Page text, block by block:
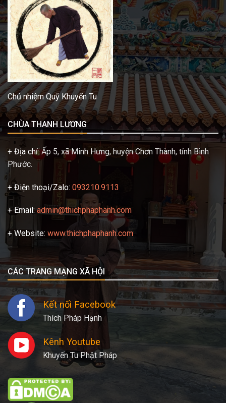
Chủ nhiệm Quỹ Khuyến Tu
CHÙA THANH LƯƠNG
+ Địa chỉ:Ấp 5, xã Minh Hưng, huyện Chơn Thành, tỉnh Bình
Phước.
+ Điện thoại/Zalo: 093210.9113
+ Email:admin@thichphaphanh.com
+ Website: www.thichphaphanh.com
CÁC TRANG MẠNG XÃ HỘI
Kết nối Facebook
Thích Pháp Hạnh
Kênh Youtube
Khuyến Tu Phật Pháp